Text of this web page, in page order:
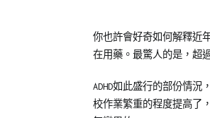
你也許會好奇如何解釋近
在用藥。最驚人的是，超
ADHD如此盛行的部份情
校作業繁重的程度提高了